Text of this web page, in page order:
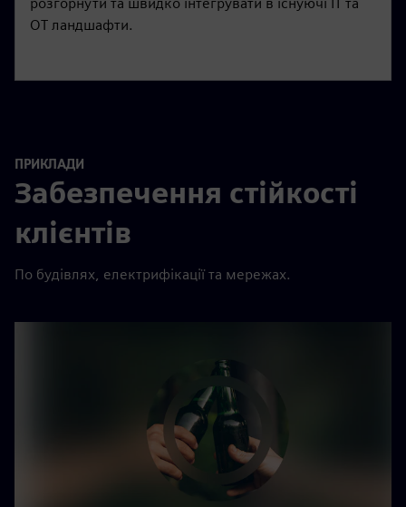
розгорнути та швидко інтегрувати в існуючі ІТ та
OT ландшафти.
ПРИКЛАДИ
Забезпечення стійкості
клієнтів
По будівлях, електрифікації та мережах.